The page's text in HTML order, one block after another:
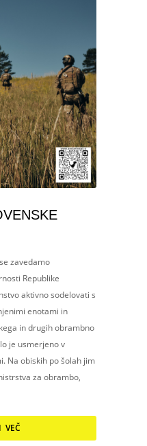
zavedamo
Republike
aktivno sodelovati s
enotami in
in drugih obrambno
je usmerjeno v
Na obiskih po šolah jim
za obrambo,
VEČ